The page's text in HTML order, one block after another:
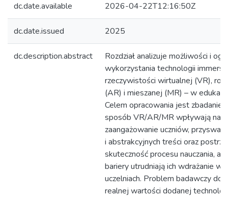
dc.date.available 2026-04-22T12:16:50Z
dc.date.issued 2025
dc.description.abstract
Rozdział analizuje możliwości i
wykorzystania technologii
rzeczywistości wirtualnej (VR),
(AR) i mieszanej (MR) – w
Celem opracowania jest zbadanie,
sposób VR/AR/MR wpływają na
zaangażowanie uczniów,
i abstrakcyjnych treści oraz
skuteczność procesu nauczania, a
bariery utrudniają ich wdrażanie w
uczelniach. Problem badawczy
realnej wartości dodanej